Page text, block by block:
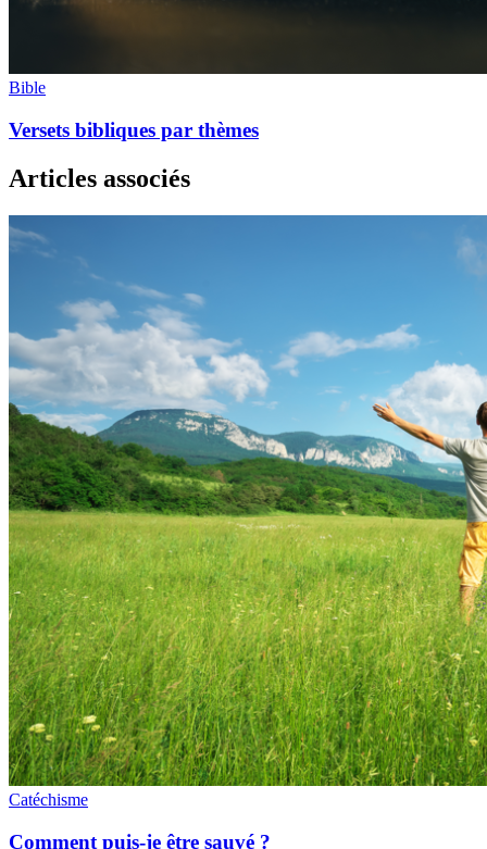
Bible
Versets bibliques par thèmes
Articles associés
Catéchisme
Comment puis-je être sauvé ?